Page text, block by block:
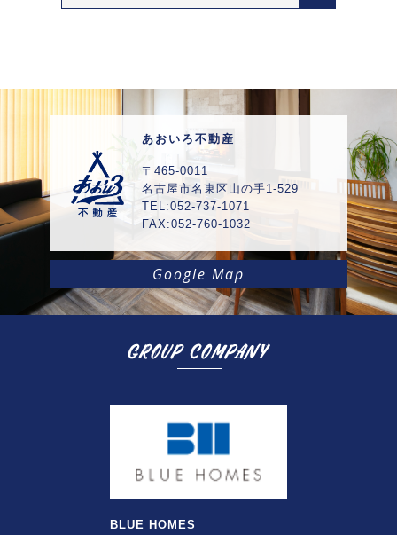
あおいろ不動産
〒465-0011
名古屋市名東区山の手1-529
TEL:052-737-1071
FAX:052-760-1032
Google Map
BLUE HOMES